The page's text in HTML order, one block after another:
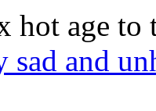
hot age
and